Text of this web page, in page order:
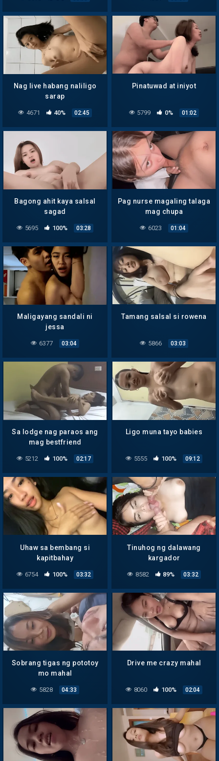
Nag live habang naliligo
sarap
4671 40% 02:45
Pinatuwad at iniyot
5799 0% 01:02
Bagong ahit kaya salsal
sagad
5695 100% 03:28
Pag nurse magaling talaga
mag chupa
6023 01:04
Maligayang sandali ni
jessa
6377 03:04
Tamang salsal si rowena
5866 03:03
Sa lodge nag paraos ang
mag bestfriend
5212 100% 02:17
Ligo muna tayo babies
5555 100% 09:12
Uhaw sa bembang si
kapitbahay
6754 100% 03:32
Tinuhog ng dalawang
kargador
8582 89% 03:32
Sobrang tigas ng pototoy
mo mahal
5828 04:33
Drive me crazy mahal
8060 100% 02:04